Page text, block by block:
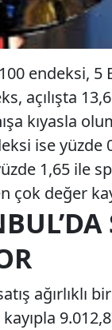
endeksi, 5
açılışta
kıyasla
ise yüzde
1,65 ile
çok değer
ağırlıklı